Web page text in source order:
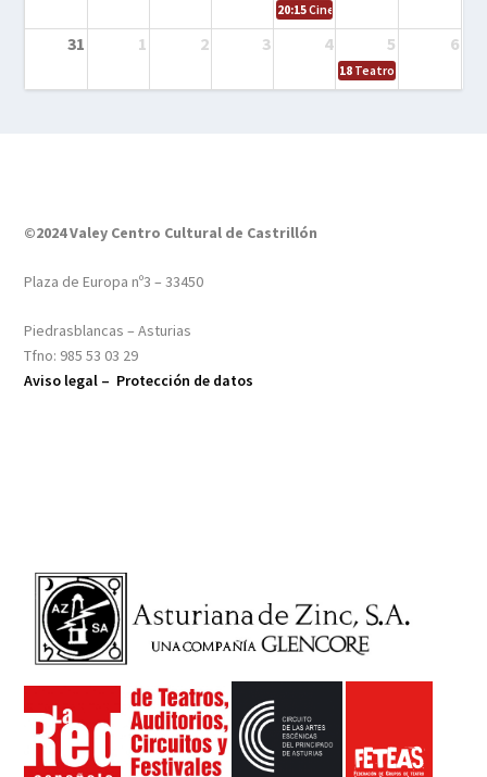
20:15Cine en el calle – Tintín y el
31 1 2 3 4 5 6
18 Teatro – Tres
©2024 Valey Centro Cultural de Castrillón
Plaza de Europa nº3 – 33450
Piedrasblancas – Asturias
Tfno: 985 53 03 29
Aviso legal – Protección de datos